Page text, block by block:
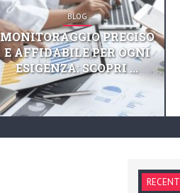
BLOG
MONITORAGGIO PRECISO
E AFFIDABILE PER OGNI
ESIGENZA: SCOPRI ...
RECENT